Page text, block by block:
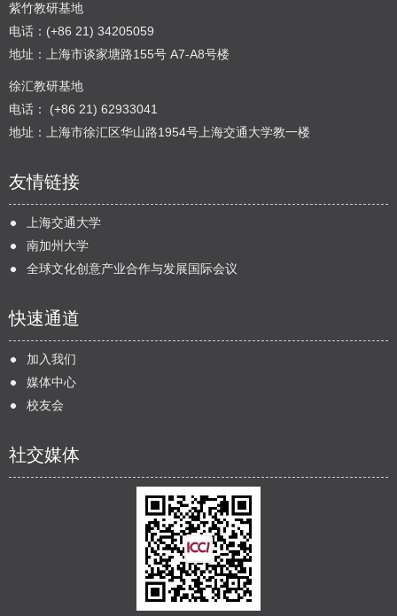
紫竹教研基地
电话：(+86 21) 34205059
地址：上海市谈家塘路155号 A7-A8号楼
徐汇教研基地
电话： (+86 21) 62933041
地址：上海市徐汇区华山路1954号上海交通大学教一楼
友情链接
上海交通大学
南加州大学
全球文化创意产业合作与发展国际会议
快速通道
加入我们
媒体中心
校友会
社交媒体